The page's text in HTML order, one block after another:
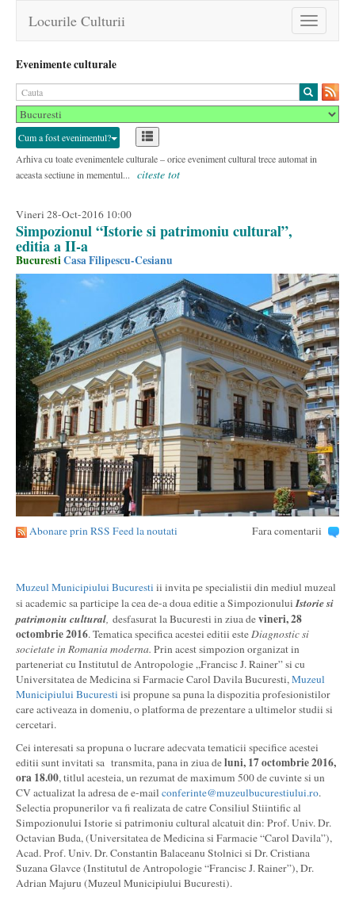
Toggle
navigation
Locurile Culturii
Evenimente culturale
Cum a fost evenimentul?
Arhiva cu toate evenimentele culturale – orice eveniment cultural trece automat in
aceasta sectiune in mementul...
citeste tot
Vineri 28-Oct-2016 10:00
Simpozionul “Istorie si patrimoniu cultural”,
editia a II-a
BucurestiCasa Filipescu-Cesianu
Abonare prin RSS Feed la noutati Fara comentarii
Muzeul Municipiului Bucuresti ii invita pe specialistii din mediul muzeal
si academic sa participe la cea de-a doua editie a SimpozionuluiIstorie si
patrimoniu cultural, desfasurat la Bucuresti in ziua devineri, 28
octombrie 2016. Tematica specifica acestei editii esteDiagnostic si
societate in Romania moderna. Prin acest simpozion organizat in
parteneriat cu Institutul de Antropologie „Francisc J. Rainer” si cu
Universitatea de Medicina si Farmacie Carol Davila Bucuresti,Muzeul
Municipiului Bucuresti isi propune sa puna la dispozitia profesionistilor
care activeaza in domeniu, o platforma de prezentare a ultimelor studii si
cercetari.
Cei interesati sa propuna o lucrare adecvata tematicii specifice acestei
editii sunt invitati sa transmita, pana in ziua deluni, 17 octombrie 2016,
ora 18.00, titlul acesteia, un rezumat de maximum 500 de cuvinte si un
CV actualizat la adresa de e-mail conferinte@muzeulbucurestiului.ro.
Selectia propunerilor va fi realizata de catre Consiliul Stiintific al
Simpozionului Istorie si patrimoniu cultural alcatuit din: Prof. Univ. Dr.
Octavian Buda, (Universitatea de Medicina si Farmacie “Carol Davila”),
Acad. Prof. Univ. Dr. Constantin Balaceanu Stolnici si Dr. Cristiana
Suzana Glavce (Institutul de Antropologie “Francisc J. Rainer”), Dr.
Adrian Majuru (Muzeul Municipiului Bucuresti).